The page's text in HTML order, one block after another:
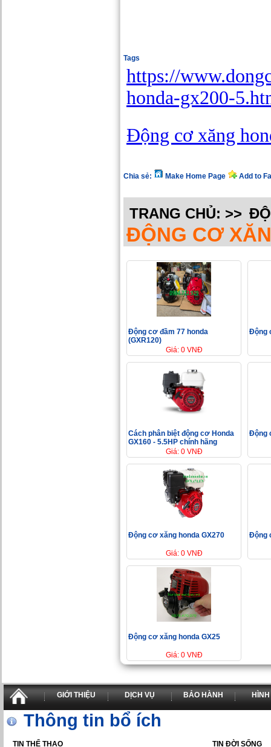
Tags
https://
honda-gx200-
Động cơ xăng
Chia sẻ: Make Home Page Add to
TRANG CHỦ: >>
ĐỘNG CƠ
Động cơ đầm 77 honda
(GXR120)
Giá: 0 VNĐ
Động
Cách phân biệt động cơ Honda
GX160 - 5.5HP chính hãng
Giá: 0 VNĐ
Động
Động cơ xăng honda GX270
Giá: 0 VNĐ
Động
Động cơ xăng honda GX25
Giá: 0 VNĐ
GIỚI THIỆU DỊCH VỤ BẢO HÀNH
Thông tin bổ ích
TIN THỂ THAO TIN ĐỜI SỐNG